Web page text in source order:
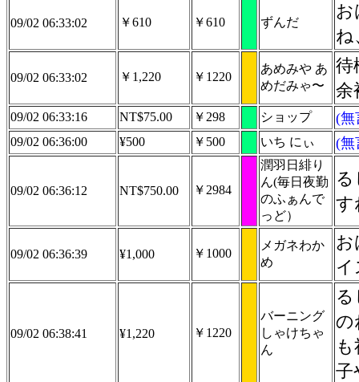
09/02 06:33:02 ￥610 ￥610 ずんだ
お
ね
09/02 06:33:02 ￥1,220 ￥1220
あめみや あ
めだみゃ〜
待
余
09/02 06:33:16 NT$75.00 ￥298 ショップ (無
09/02 06:36:00 ¥500 ￥500 いち にぃ (無
09/02 06:36:12 NT$750.00 ￥2984
潤羽日緋り
ん(毎日夜勤
のふぁんで
っど）
す
09/02 06:36:39 ¥1,000 ￥1000
メガネわか
め
お
09/02 06:38:41 ¥1,220 ￥1220
バーニング
しゃけちゃ
ん
の